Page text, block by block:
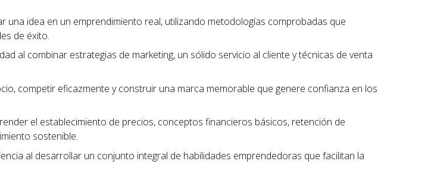
idea en un emprendimiento real, utilizando metodologías comprobadas que
de éxito.
al combinar estrategias de marketing, un sólido servicio al cliente y técnicas de venta
competir eficazmente y construir una marca memorable que genere confianza en los
el establecimiento de precios, conceptos financieros básicos, retención de
sostenible.
al desarrollar un conjunto integral de habilidades emprendedoras que facilitan la